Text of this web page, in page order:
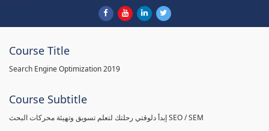
Course Title
Search Engine Optimization 2019
Course Subtitle
إبدأ دلوقتي رحلتك لتعلم تسويق وتهيئة محركات البحث SEO / SEM